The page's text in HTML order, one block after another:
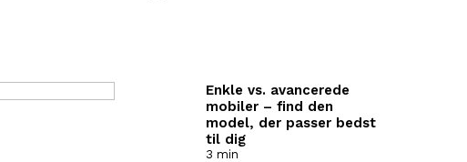
Enkle vs. avancerede
mobiler – find den
model, der passer bedst
til dig
3 min